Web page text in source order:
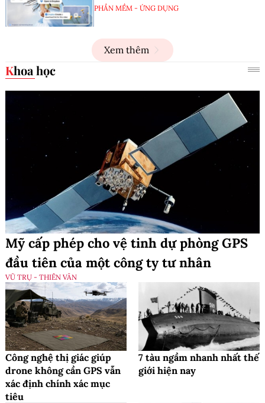
PHẦN MỀM - ỨNG DỤNG
Xem thêm
Khoa học
Mỹ cấp phép cho vệ tinh dự phòng GPS
đầu tiên của một công ty tư nhân
VŨ TRỤ - THIÊN VĂN
Công nghệ thị giác giúp
drone không cần GPS vẫn
xác định chính xác mục
tiêu
7 tàu ngầm nhanh nhất thế
giới hiện nay